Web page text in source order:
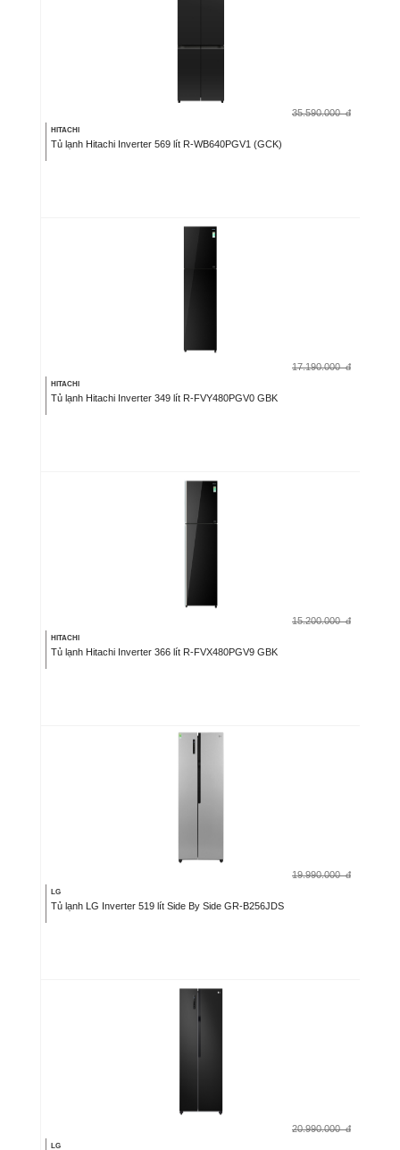
35.590.000 đ
HITACHI
Tủ lạnh Hitachi Inverter 569 lít R-WB640PGV1 (GCK)
17.190.000 đ
HITACHI
Tủ lạnh Hitachi Inverter 349 lít R-FVY480PGV0 GBK
15.200.000 đ
HITACHI
Tủ lạnh Hitachi Inverter 366 lít R-FVX480PGV9 GBK
19.990.000 đ
LG
Tủ lạnh LG Inverter 519 lít Side By Side GR-B256JDS
20.990.000 đ
LG